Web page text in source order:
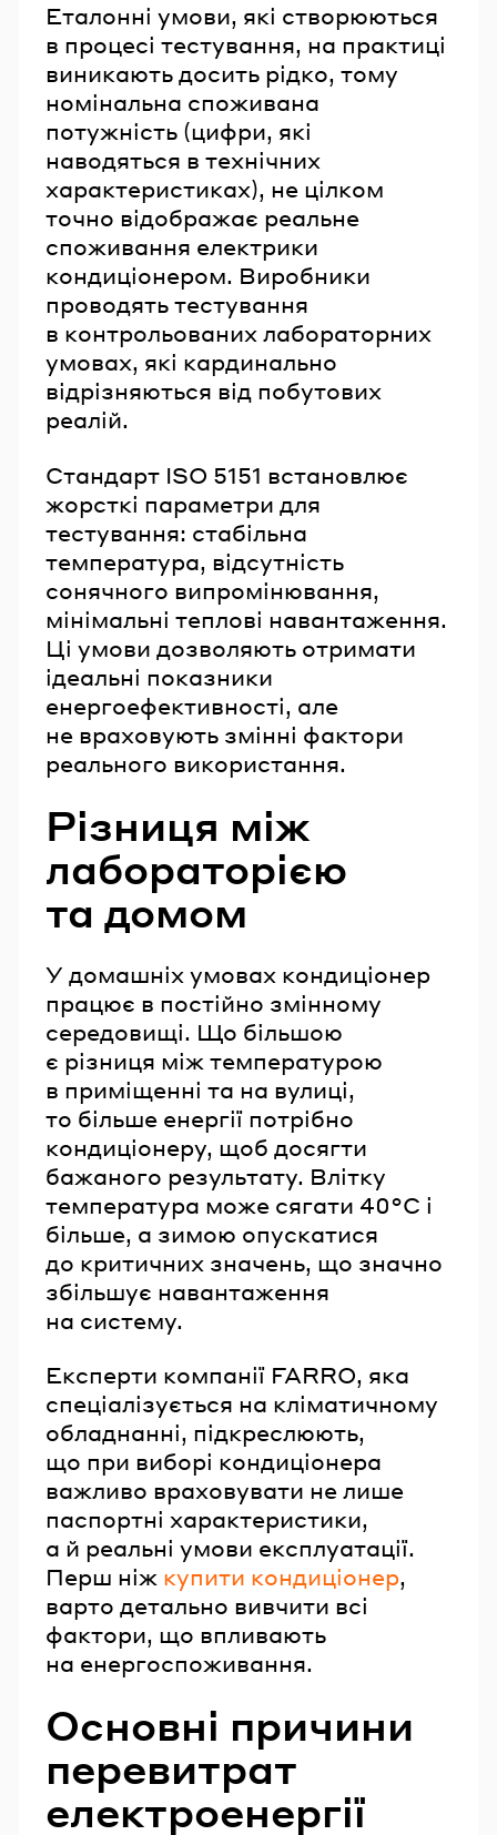
Еталонні умови, які створюються
в процесі тестування, на практиці
виникають досить рідко, тому
номінальна споживана
потужність (цифри, які
наводяться в технічних
характеристиках), не цілком
точно відображає реальне
споживання електрики
кондиціонером. Виробники
проводять тестування
в контрольованих лабораторних
умовах, які кардинально
відрізняються від побутових
реалій.
Стандарт ISO 5151 встановлює
жорсткі параметри для
тестування: стабільна
температура, відсутність
сонячного випромінювання,
мінімальні теплові навантаження.
Ці умови дозволяють отримати
ідеальні показники
енергоефективності, але
не враховують змінні фактори
реального використання.
Різниця між
лабораторією
та домом
У домашніх умовах кондиціонер
працює в постійно змінному
середовищі. Що більшою
є різниця між температурою
в приміщенні та на вулиці,
то більше енергії потрібно
кондиціонеру, щоб досягти
бажаного результату. Влітку
температура може сягати 40°C і
більше, а зимою опускатися
до критичних значень, що значно
збільшує навантаження
на систему.
Експерти компанії FARRO, яка
спеціалізується на кліматичному
обладнанні, підкреслюють,
що при виборі кондиціонера
важливо враховувати не лише
паспортні характеристики,
а й реальні умови експлуатації.
Перш ніж купити кондиціонер,
варто детально вивчити всі
фактори, що впливають
на енергоспоживання.
Основні причини
перевитрат
електроенергії